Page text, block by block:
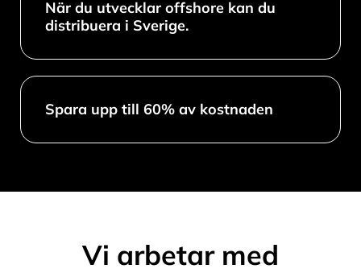
När du utvecklar offshore kan du
distribuera i Sverige.
Spara upp till 60% av kostnaden
Vi arbetar med